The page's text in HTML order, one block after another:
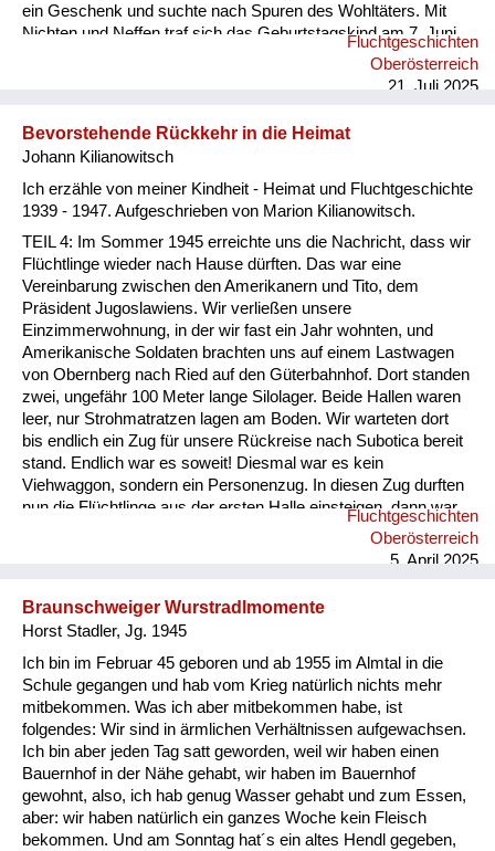
ein Geschenk und suchte nach Spuren des Wohltäters. Mit
Nichten und Neffen traf sich das Geburtstagskind am 7. Juni
2025 an dessen Grab (Pfarre Rannariedl, Pühret 4143
Fluchtgeschichten
Oberösterreich
21. Juli 2025
Bevorstehende Rückkehr in die Heimat
Johann Kilianowitsch
Ich erzähle von meiner Kindheit - Heimat und Fluchtgeschichte
1939 - 1947. Aufgeschrieben von Marion Kilianowitsch.
TEIL 4: Im Sommer 1945 erreichte uns die Nachricht, dass wir
Flüchtlinge wieder nach Hause dürften. Das war eine
Vereinbarung zwischen den Amerikanern und Tito, dem
Präsident Jugoslawiens. Wir verließen unsere
Einzimmerwohnung, in der wir fast ein Jahr wohnten, und
Amerikanische Soldaten brachten uns auf einem Lastwagen
von Obernberg nach Ried auf den Güterbahnhof. Dort standen
zwei, ungefähr 100 Meter lange Silolager. Beide Hallen waren
leer, nur Strohmatratzen lagen am Boden. Wir warteten dort
bis endlich ein Zug für unsere Rückreise nach Subotica bereit
stand. Endlich war es soweit! Diesmal war es kein
Viehwaggon, sondern ein Personenzug. In diesen Zug durften
nun die Flüchtlinge aus der ersten Halle einsteigen, dann war
der Zug voll. Wir waren traurig und sahen uns sehr Leid, noch
nicht in unsere Heimat zurückzukehren und noch länger zu
großes Glück für uns war. Die Mutter mit den zwei Kindern
aus unserem Nachbar...
Fluchtgeschichten
Oberösterreich
5. April 2025
Braunschweiger Wurstradlmomente
Horst Stadler, Jg. 1945
Ich bin im Februar 45 geboren und ab 1955 im Almtal in die
Schule gegangen und hab vom Krieg natürlich nichts mehr
mitbekommen. Was ich aber mitbekommen habe, ist
folgendes: Wir sind in ärmlichen Verhältnissen aufgewachsen.
Ich bin aber jeden Tag satt geworden, weil wir haben einen
Bauernhof in der Nähe gehabt, wir haben im Bauernhof
gewohnt, also, ich hab genug Wasser gehabt und zum Essen,
aber: wir haben natürlich ein ganzes Woche kein Fleisch
bekommen. Und am Sonntag hat´s ein altes Hendl gegeben,